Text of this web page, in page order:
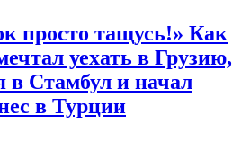
просто тащусь!» Как
уехать в Грузию,
в Стамбул и начал
в Турции